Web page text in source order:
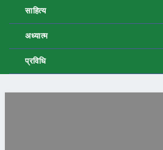
साहित्य
अध्यात्म
प्रविधि